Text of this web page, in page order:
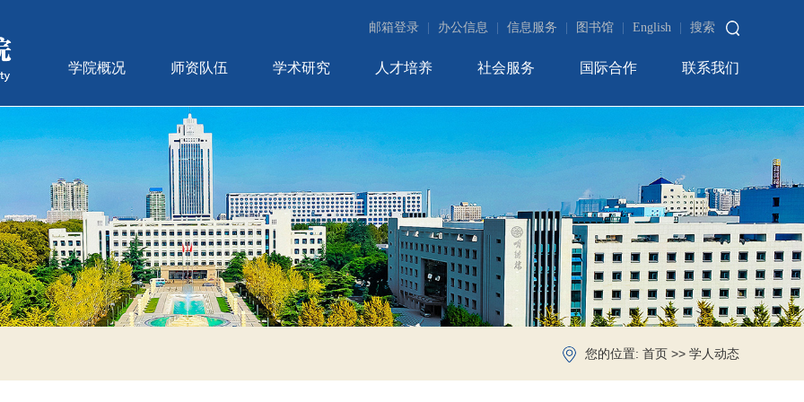
邮箱登录 办公信息 信息服务 图书馆 English 搜索
学院概况 师资队伍 学术研究 人才培养 社会服务 国际合作 联系我们
您的位置: 首页 >> 学人动态